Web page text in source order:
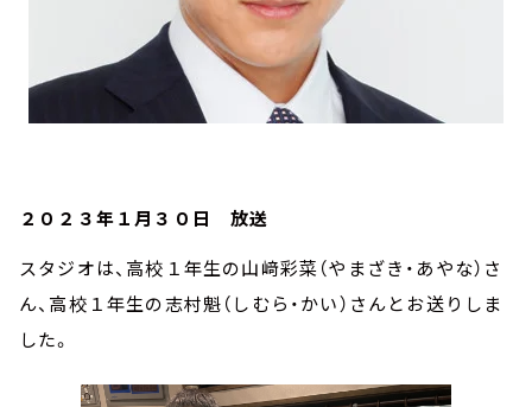
２０２３年１月３０日 放送
スタジオは、高校１年生の山﨑彩菜（やまざき・あやな）さ
ん、高校１年生の志村魁（しむら・かい）さんとお送りしま
した。